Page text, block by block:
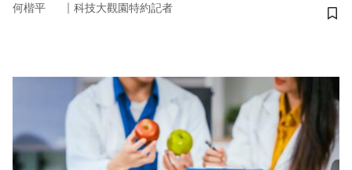
何楷平 ｜ 科技大觀園特約記者
儲